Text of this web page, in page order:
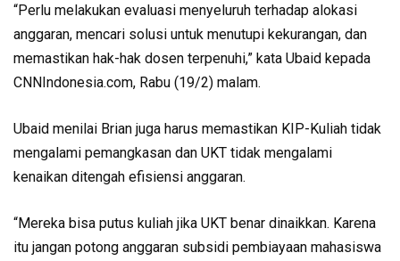
“Perlu melakukan evaluasi menyeluruh terhadap alokasi
anggaran, mencari solusi untuk menutupi kekurangan, dan
memastikan hak-hak dosen terpenuhi,” kata Ubaid kepada
CNNIndonesia.com, Rabu (19/2) malam.
Ubaid menilai Brian juga harus memastikan KIP-Kuliah tidak
mengalami pemangkasan dan UKT tidak mengalami
kenaikan ditengah efisiensi anggaran.
“Mereka bisa putus kuliah jika UKT benar dinaikkan. Karena
itu jangan potong anggaran subsidi pembiayaan mahasiswa